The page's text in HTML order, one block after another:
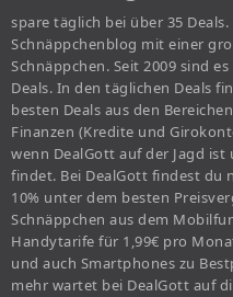
spare täglich bei über 35
Schnäppchenblog mit einer
Schnäppchen. Seit 2009 sind
Deals. In den täglichen Deals
besten Deals aus den
Finanzen (Kredite und
wenn DealGott auf der Jagd
findet. Bei DealGott findest du
10% unter dem besten
Schnäppchen aus dem
Handytarife für 1,99€ pro
und auch Smartphones zu
mehr wartet bei DealGott auf